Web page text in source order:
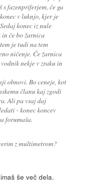
fazenpriferjem, če ga
v luknjo, kjer je
konec iz nule
če bo žarnica
je tudi na tem
ničenje. Če žarnica
nekje v zraku in
obnovi. Bo ceneje, kot
članu kaj zgodi
Ali pa vsaj daj
- konec koncev
forumaša.
z multimetrom?
še več dela.